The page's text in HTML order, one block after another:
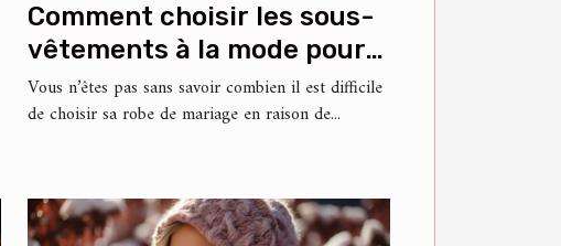
Comment choisir les sous-
vêtements à la mode pour
votre robe de mariée ?
Vous n’êtes pas sans savoir combien il est difficile
de choisir sa robe de mariage en raison de...